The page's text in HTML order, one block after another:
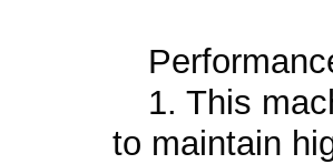
1. This
to maintain